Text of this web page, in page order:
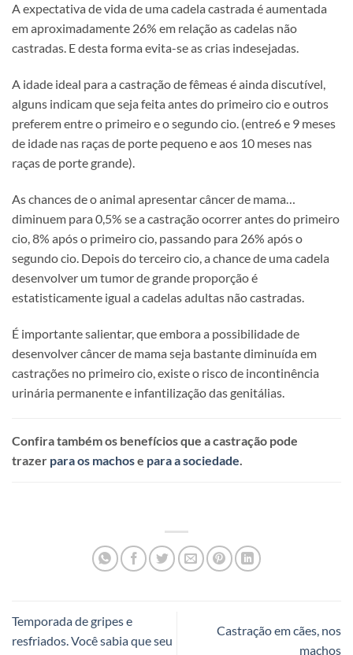
A expectativa de vida de uma cadela castrada é aumentada
em aproximadamente 26% em relação as cadelas não
castradas. E desta forma evita-se as crias indesejadas.
A idade ideal para a castração de fêmeas é ainda discutível,
alguns indicam que seja feita antes do primeiro cio e outros
preferem entre o primeiro e o segundo cio. (entre6 e 9 meses
de idade nas raças de porte pequeno e aos 10 meses nas
raças de porte grande).
As chances de o animal apresentar câncer de mama…
diminuem para 0,5% se a castração ocorrer antes do primeiro
cio, 8% após o primeiro cio, passando para 26% após o
segundo cio. Depois do terceiro cio, a chance de uma cadela
desenvolver um tumor de grande proporção é
estatisticamente igual a cadelas adultas não castradas.
É importante salientar, que embora a possibilidade de
desenvolver câncer de mama seja bastante diminuída em
castrações no primeiro cio, existe o risco de incontinência
urinária permanente e infantilização das genitálias.
Confira também os benefícios que a castração pode
trazer para os machose para a sociedade.
Temporada de gripes e
resfriados. Você sabia que seu
Castração em cães, nos
machos